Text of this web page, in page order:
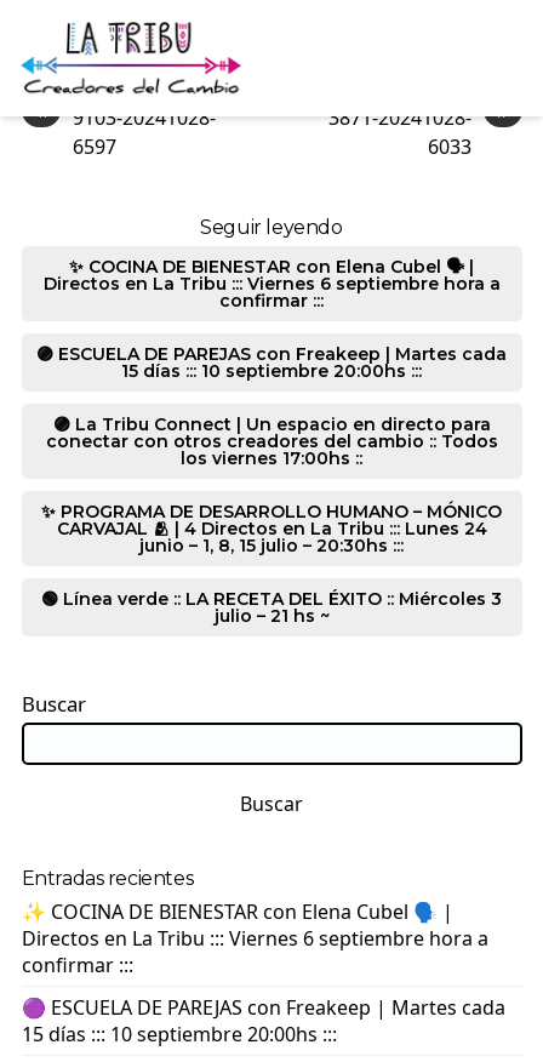
9103-20241028-384
«
9103-20241028-
6597
»
3871-20241028-
6033
Seguir leyendo
✨ COCINA DE BIENESTAR con Elena Cubel 🗣️ |
Directos en La Tribu ::: Viernes 6 septiembre hora a
confirmar :::
🟣 ESCUELA DE PAREJAS con Freakeep | Martes cada
15 días ::: 10 septiembre 20:00hs :::
🟣 La Tribu Connect | Un espacio en directo para
conectar con otros creadores del cambio :: Todos
los viernes 17:00hs ::
✨ PROGRAMA DE DESARROLLO HUMANO – MÓNICO
CARVAJAL 🫂 | 4 Directos en La Tribu ::: Lunes 24
junio – 1, 8, 15 julio – 20:30hs :::
🟢 Línea verde :: LA RECETA DEL ÉXITO :: Miércoles 3
julio – 21 hs ~
Buscar
Buscar
Entradas recientes
✨ COCINA DE BIENESTAR con Elena Cubel 🗣️ |
Directos en La Tribu ::: Viernes 6 septiembre hora a
confirmar :::
🟣 ESCUELA DE PAREJAS con Freakeep | Martes cada
15 días ::: 10 septiembre 20:00hs :::